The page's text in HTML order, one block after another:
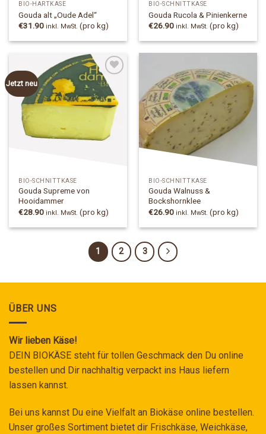
BIO-HARTKÄSE
Gouda alt „Oude Adel“
€31.90 inkl. MwSt. (pro kg)
BIO-SCHNITTKÄSE
Gouda Rucola & Pinienkerne
€26.90 inkl. MwSt. (pro kg)
Jetzt neu
Add to
Wishlist
BIO-SCHNITTKÄSE
Gouda Supreme von
Hooidammer
€28.90 inkl. MwSt. (pro kg)
Add to
Wishlist
BIO-SCHNITTKÄSE
Gouda Walnuss &
Bockshornklee
€26.90 inkl. MwSt. (pro kg)
1 2 3
ÜBER UNS
Wir lieben Käse!
DEIN BIOKÄSE steht für tollen Geschmack den Du online
bestellen und Dir nachhaltig verpackt ins Haus liefern
lassen kannst.
Bei uns kannst Du eine Vielfalt an Biokäse online bestellen.
Unser großes Sortiment bietet dir Frischkäse, Weichkäse,